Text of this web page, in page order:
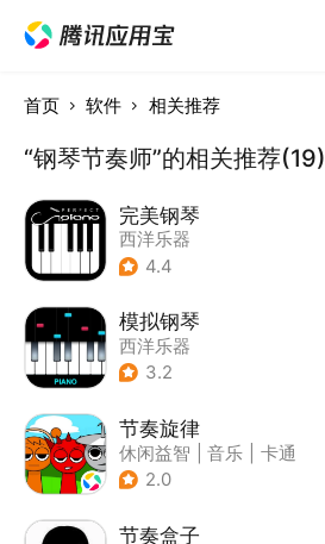
首页 软件 相关推荐
“钢琴节奏师”的相关推荐(19)
完美钢琴
西洋乐器
4.4
模拟钢琴
西洋乐器
3.2
节奏旋律
休闲益智 音乐
卡通
2.0
节奏盒子